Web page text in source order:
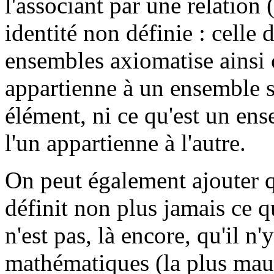
identité non définie : celle
ensembles axiomatise
appartienne à un
élément, ni ce qu'est un
l'un appartienne à l'autre.
On peut également ajouter
définit non plus jamais ce
n'est pas, là encore, qu'il
mathématiques (la plus